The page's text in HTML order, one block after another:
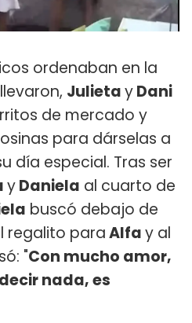
ordenaban en la
JulietayDani
de mercado y
para dárselas a
día especial. Tras ser
yDaniela al cuarto de
buscó debajo de
regalito paraAlfay al
"Con mucho amor,
nada, es